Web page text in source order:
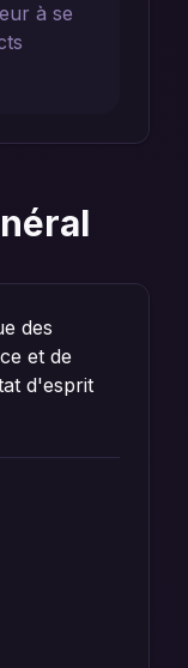
à se
des
et de
d'esprit